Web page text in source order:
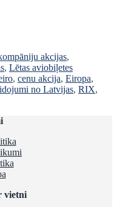
akcijas,
, Lētas aviobiļetes
, cenu akcija, Eiropa,
no Latvijas, RIX,
vietni